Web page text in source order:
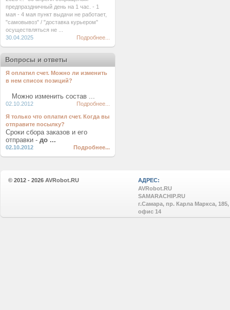
предпраздничный день на 1 час. - 1
мая - 4 мая пункт выдачи не работает,
"самовывоз" / "доставка курьером"
осуществляться не ...
30.04.2025
Подробнее...
Вопросы и ответы
Я оплатил счет. Можно ли изменить
в нем список позиций?
Можно изменить состав ...
02.10.2012 Подробнее...
Я только что оплатил счет. Когда вы
отправите посылку?
Сроки сбора заказов и его
отправки - до ...
02.10.2012 Подробнее...
© 2012 - 2026 AVRobot.RU
АДРЕС:
AVRobot.RU
SAMARACHIP.RU
г.Самара, пр. Карла Маркса, 185,
офис 14